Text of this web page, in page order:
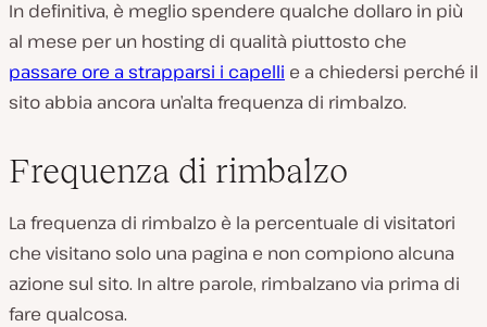
In definitiva, è meglio spendere qualche dollaro in più
al mese per un hosting di qualità piuttosto che
passare ore a strapparsi i capelli e a chiedersi perché il
sito abbia ancora un’alta frequenza di rimbalzo.
Frequenza di rimbalzo
La frequenza di rimbalzo è la percentuale di visitatori
che visitano solo una pagina e non compiono alcuna
azione sul sito. In altre parole, rimbalzano via prima di
fare qualcosa.